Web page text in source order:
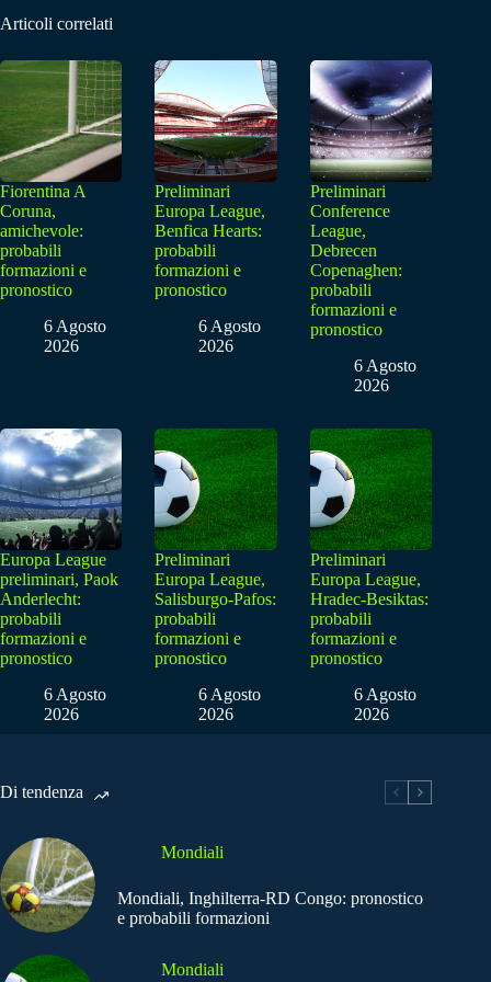
Articoli correlati
Fiorentina A
Coruna,
amichevole:
probabili
formazioni e
pronostico
6 Agosto
2026
Preliminari
Europa League,
Benfica Hearts:
probabili
formazioni e
pronostico
6 Agosto
2026
Preliminari
Conference
League,
Debrecen
Copenaghen:
probabili
formazioni e
pronostico
6 Agosto
2026
Europa League
preliminari, Paok
Anderlecht:
probabili
formazioni e
pronostico
6 Agosto
2026
Preliminari
Europa League,
Salisburgo-Pafos:
probabili
formazioni e
pronostico
6 Agosto
2026
Preliminari
Europa League,
Hradec-Besiktas:
probabili
formazioni e
pronostico
6 Agosto
2026
Di tendenza
Mondiali
Mondiali, Inghilterra-RD Congo: pronostico
e probabili formazioni
Mondiali